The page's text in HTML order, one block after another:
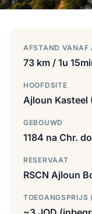
AFSTAND VANAF
73 km / 1u
HOOFDSITE
Ajloun Kasteel
GEBOUWD
1184 na Chr.
RESERVAAT
RSCN Ajloun
TOEGANGSPRIJS